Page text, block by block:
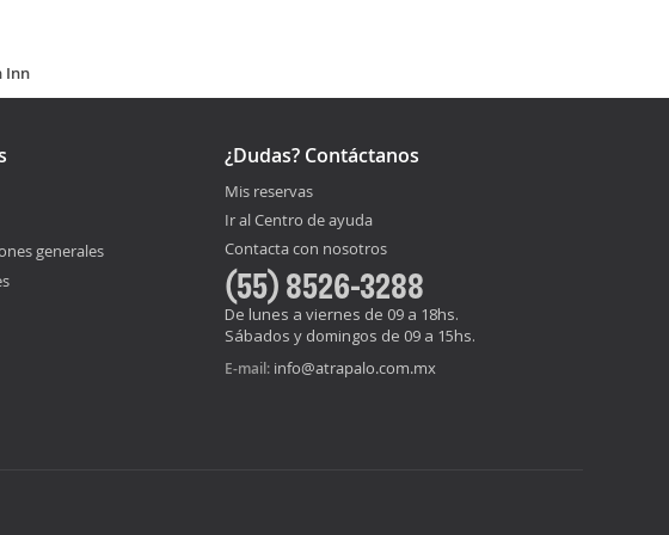
Inn
generales
¿Dudas? Contáctanos
Mis reservas
Ir al Centro de ayuda
Contacta con nosotros
(55) 8526-3288
De lunes a viernes de 09 a 18hs.
Sábados y domingos de 09 a 15hs.
E-mail: info@atrapalo.com.mx